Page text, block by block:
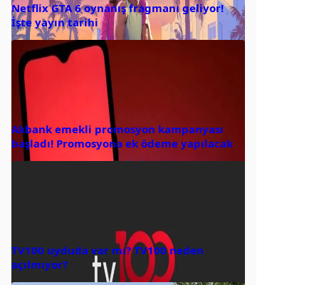
Netflix GTA 6 oynanış fragmanı geliyor!
İşte yayın tarihi
Akbank emekli promosyon kampanyası
başladı! Promosyona ek ödeme yapılacak
TV100 uyduda var mı? TV100 neden
açılmıyor?